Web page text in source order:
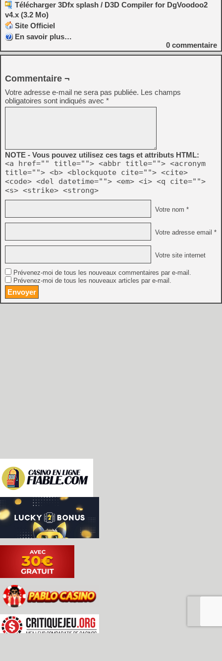
Télécharger 3Dfx splash / D3D Compiler for DgVoodoo2
v4.x (3.2 Mo)
Site Officiel
En savoir plus…
0 commentaire
Commentaire ¬
Votre adresse e-mail ne sera pas publiée. Les champs
obligatoires sont indiqués avec *
NOTE - Vous pouvez utilisez ces tags et attributs HTML:
<a href="" title=""> <abbr title=""> <acronym
title=""> <b> <blockquote cite=""> <cite>
<code> <del datetime=""> <em> <i> <q cite="">
<s> <strike> <strong>
Votre nom *
Votre adresse email *
Votre site internet
Prévenez-moi de tous les nouveaux commentaires par e-mail.
Prévenez-moi de tous les nouveaux articles par e-mail.